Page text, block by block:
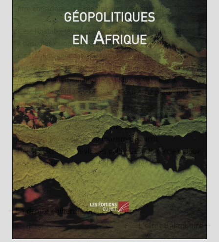
être considérés comme uniques responsables.
C’est l’instabilité géopolitique et politique qui a fait
« basculer » une économie déjà déséquilibrée.
L’instabilité géopolitique fait peser un risque énorme
sur l’avenir des lourds soutiens financiers des Etats-
Unis. L’instabilité politiqueest plus grave : elle a,
temporairement espérons-le, détruit une partie de la
rente touristique.
La paupérisation des classes les plus fragiles, très
touchées par la chute du tourisme, nourrit
l’insatisfaction vis-à-vis des politiques. Un cercle vicieux
que l’Egypte a très longtemps cru éviter.
La droite chilienne en perdition
L’effet Balançoire